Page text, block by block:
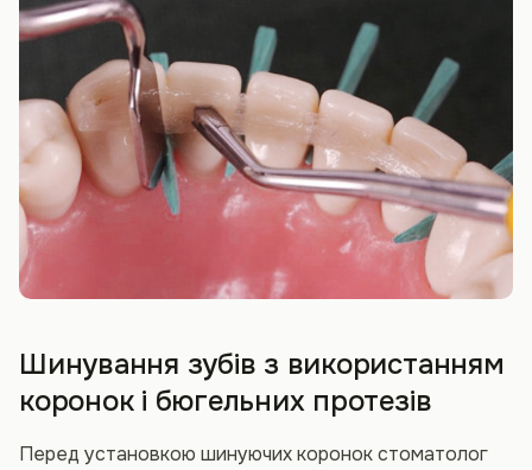
Шинування зубів з використанням
коронок і бюгельних протезів
Перед установкою шинуючих коронок стоматолог